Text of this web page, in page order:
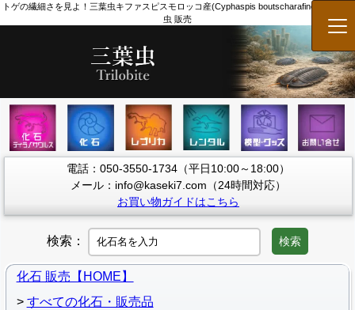
トゲの繊細さを見よ！三葉虫キファスピスモロッコ産(Cyphaspis boutscharafinense) 三葉
虫 販売
メ
電話：050-3550-1734（平日10:00～18:00）
メール：info@kaseki7.com（24時間対応）
お買い物ガイドはこちら
検索： 検索
化石 販売【HOME】
すべての化石・販売品